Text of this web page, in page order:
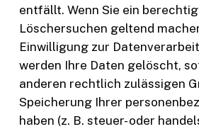
entfällt. Wenn Sie ein
Löschersuchen geltend
Einwilligung zur
werden Ihre Daten gelöscht,
anderen rechtlich zulässigen
Speicherung Ihrer
haben (z. B. steuer- oder